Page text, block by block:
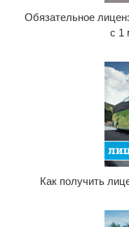
Обязательное
с 1
Как получить